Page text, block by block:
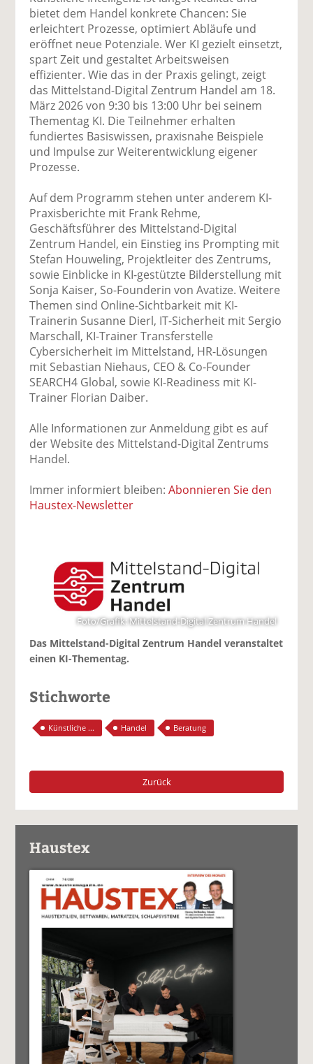
F
ac
e
b
o
o
k
te
il
e
tt
er
n
Li
n
k
di
n
te
e
n
m
ai
v
er
se
d
e
n
bietet dem Handel konkrete Chancen: Sie
erleichtert Prozesse, optimiert Abläufe und
eröffnet neue Potenziale. Wer KI gezielt einsetzt,
spart Zeit und gestaltet Arbeitsweisen
effizienter. Wie das in der Praxis gelingt, zeigt
das Mittelstand-Digital Zentrum Handel am 18.
März 2026 von 9:30 bis 13:00 Uhr bei seinem
Thementag KI. Die Teilnehmer erhalten
fundiertes Basiswissen, praxisnahe Beispiele
und Impulse zur Weiterentwicklung eigener
Prozesse.
Auf dem Programm stehen unter anderem KI-
Praxisberichte mit Frank Rehme,
Geschäftsführer des Mittelstand-Digital
Zentrum Handel, ein Einstieg ins Prompting mit
Stefan Houweling, Projektleiter des Zentrums,
sowie Einblicke in KI-gestützte Bilderstellung mit
Sonja Kaiser, So-Founderin von Avatize. Weitere
Themen sind Online-Sichtbarkeit mit KI-
Trainerin Susanne Dierl, IT-Sicherheit mit Sergio
Marschall, KI-Trainer Transferstelle
Cybersicherheit im Mittelstand, HR-Lösungen
mit Sebastian Niehaus, CEO & Co-Founder
SEARCH4 Global, sowie KI-Readiness mit KI-
Trainer Florian Daiber.
Alle Informationen zur Anmeldung gibt es auf
der Website des Mittelstand-Digital Zentrums
Handel.
Immer informiert bleiben:Abonnieren Sie den
Haustex-Newsletter
Foto/Grafik: Mittelstand-Digital Zentrum Handel
Das Mittelstand-Digital Zentrum Handel veranstaltet
einen KI-Thementag.
Stichworte
Künstliche ... Handel Beratung
Zurück
Haustex